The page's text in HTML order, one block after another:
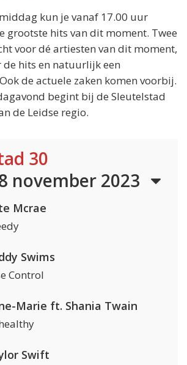
kun je vanaf 17.00 uur
grootste hits van dit moment. Twee
voor dé artiesten van dit moment,
de hits en natuurlijk een
de actuele zaken komen voorbij.
begint bij de Sleutelstad
de Leidse regio.
30
november 2023
Mcrae
Swims
Control
Marie ft. Shania Twain
Swift